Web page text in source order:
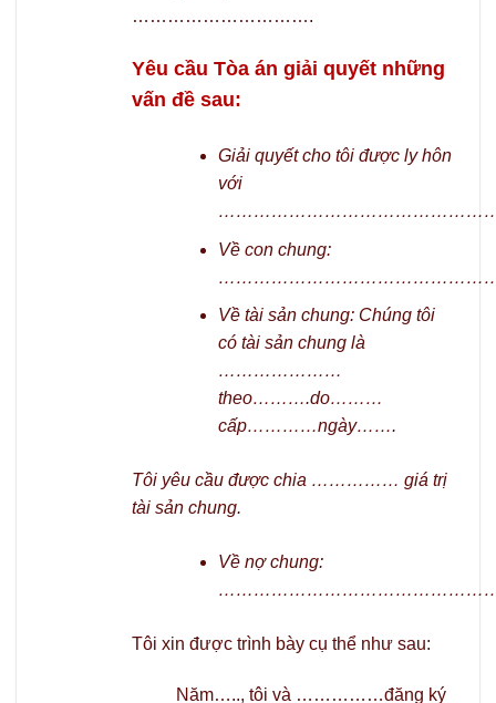
………………………….
Yêu cầu Tòa án giải quyết những
vấn đề sau:
Giải quyết cho tôi được ly hôn
với
Về con chung:
Về tài sản chung: Chúng tôi
có tài sản chung là
…………………
theo……….do………
cấp…………ngày…….
Tôi yêu cầu được chia …………… giá trị
tài sản chung.
Về nợ chung:
Tôi xin được trình bày cụ thể như sau:
Năm….., tôi và ……………đăng ký